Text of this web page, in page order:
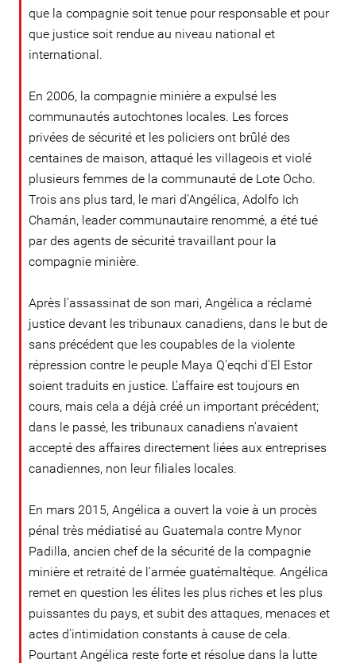
que la compagnie soit tenue pour responsable et pour
que justice soit rendue au niveau national et
international.
En 2006, la compagnie minière a expulsé les
communautés autochtones locales. Les forces
privées de sécurité et les policiers ont brûlé des
centaines de maison, attaqué les villageois et violé
plusieurs femmes de la communauté de Lote Ocho.
Trois ans plus tard, le mari d'Angélica, Adolfo Ich
Chamán, leader communautaire renommé, a été tué
par des agents de sécurité travaillant pour la
compagnie minière.
Après l'assassinat de son mari, Angélica a réclamé
justice devant les tribunaux canadiens, dans le but de
sans précédent que les coupables de la violente
répression contre le peuple Maya Q'eqchi d'El Estor
soient traduits en justice. L'affaire est toujours en
cours, mais cela a déjà créé un important précédent;
dans le passé, les tribunaux canadiens n'avaient
accepté des affaires directement liées aux entreprises
canadiennes, non leur filiales locales.
En mars 2015, Angélica a ouvert la voie à un procès
pénal très médiatisé au Guatemala contre Mynor
Padilla, ancien chef de la sécurité de la compagnie
minière et retraité de l'armée guatémaltèque. Angélica
remet en question les élites les plus riches et les plus
puissantes du pays, et subit des attaques, menaces et
actes d'intimidation constants à cause de cela.
Pourtant Angélica reste forte et résolue dans la lutte